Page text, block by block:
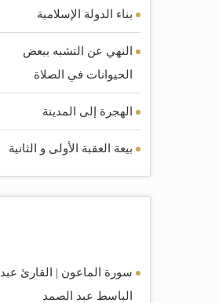
بناء الدولة الإسلامية
النهي عن التشبه ببعض
الحيوانات في الصلاة
الهجرة إلى المدينة
بيعة العقبة الأولى و الثانية
سورة الماعون | القارئ عبد
الباسط عبد الصمد